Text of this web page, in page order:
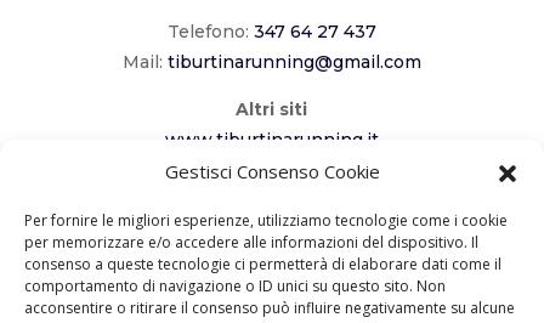
Gestisci Consenso Cookie
Per fornire le migliori esperienze, utilizziamo tecnologie come i cookie
per memorizzare e/o accedere alle informazioni del dispositivo. Il
consenso a queste tecnologie ci permetterà di elaborare dati come il
comportamento di navigazione o ID unici su questo sito. Non
acconsentire o ritirare il consenso può influire negativamente su alcune
Telefono: 347 64 27 437
Mail: tiburtinarunning@gmail.com
Altri siti
www.tiburtinarunning.it
www.corriladuecomuni.it
Seguici